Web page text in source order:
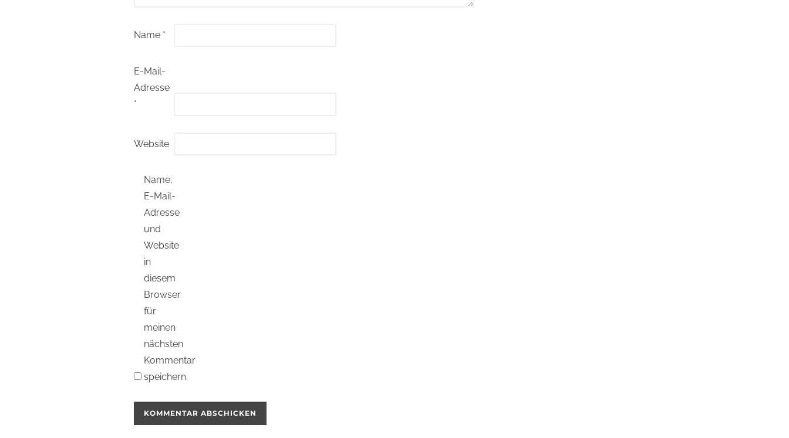
Name *
E-Mail-
Adresse
*
Website
Name,
E-Mail-
Adresse
und
Website
in
diesem
Browser
für
meinen
nächsten
Kommentar
speichern.